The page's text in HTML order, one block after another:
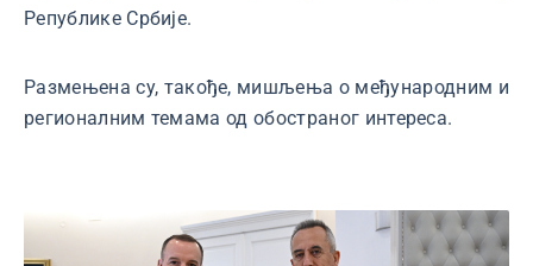
Републике Србије.
Размењена су, такође, мишљења о међународним и
регионалним темама од обостраног интереса.